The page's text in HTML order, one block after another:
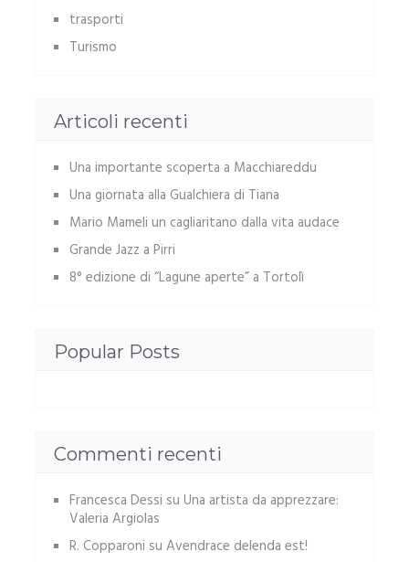
trasporti
Turismo
Articoli recenti
Una importante scoperta a Macchiareddu
Una giornata alla Gualchiera di Tiana
Mario Mameli un cagliaritano dalla vita audace
Grande Jazz a Pirri
8° edizione di “Lagune aperte” a Tortolì
Popular Posts
Commenti recenti
Francesca Dessi su Una artista da apprezzare:
Valeria Argiolas
R. Copparoni su Avendrace delenda est!